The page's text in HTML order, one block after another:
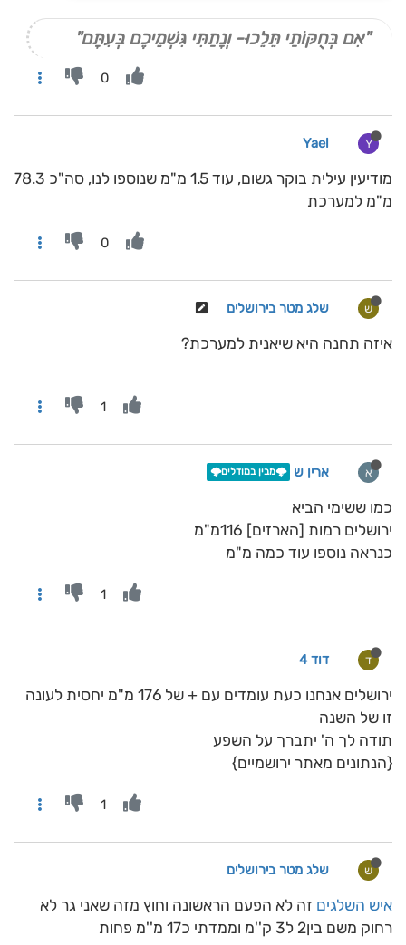
"אִם בְּחֻקּוֹתַי תֵּלֵכוּ- וְנָתַתִּי גִּשְׁמֵיכֶם בְּעִתָּם"
0
Y
Yael
מודיעין עילית בוקר גשום, עוד 1.5 מ"מ שנוספו לנו, סה"כ 78.3
מ"מ למערכת
0
ש שלג מטר בירושלים
איזה תחנה היא שיאנית למערכת?
1
א ארין ש 🌩️מבין במודלים🌩️
כמו ששימי הביא
ירושלים רמות [הארזים] 116מ"מ
כנראה נוספו עוד כמה מ"מ
1
ד דוד 4
ירושלים אנחנו כעת עומדים עם + של 176 מ"מ יחסית לעונה
זו של השנה
תודה לך ה' יתברך על השפע
{הנתונים מאתר ירושמיים}
1
ש שלג מטר בירושלים
איש השלגים זה לא הפעם הראשונה וחוץ מזה שאני גר לא
רחוק משם בין2 ל3 ק''מ וממדתי כ17 מ''מ פחות